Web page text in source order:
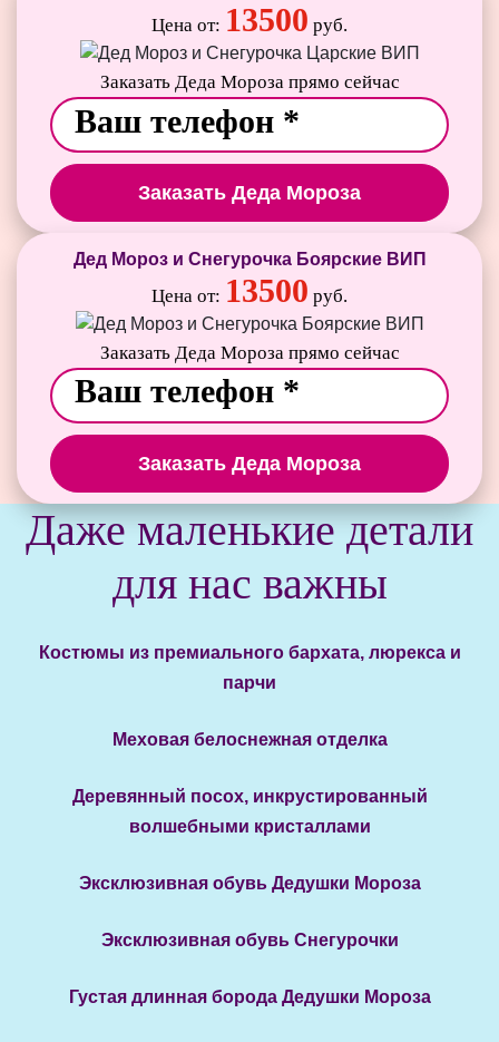
Цена от: 13500 руб.
Заказать Деда Мороза прямо сейчас
Заказать Деда Мороза
Дед Мороз и Снегурочка Боярские ВИП
Цена от: 13500 руб.
Заказать Деда Мороза прямо сейчас
Заказать Деда Мороза
Даже маленькие детали
для нас важны
Костюмы из премиального бархата, люрекса и
парчи
Меховая белоснежная отделка
Деревянный посох, инкрустированный
волшебными кристаллами
Эксклюзивная обувь Дедушки Мороза
Эксклюзивная обувь Снегурочки
Густая длинная борода Дедушки Мороза